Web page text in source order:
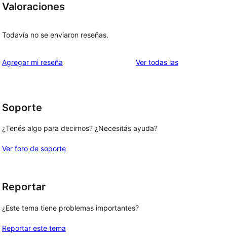
Valoraciones
Todavía no se enviaron reseñas.
Agregar mi reseña Ver todas lasreseñas
Soporte
¿Tenés algo para decirnos? ¿Necesitás ayuda?
Ver foro de soporte
Reportar
¿Este tema tiene problemas importantes?
Reportar este tema